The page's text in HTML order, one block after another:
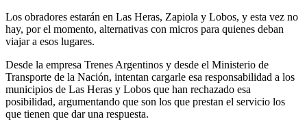
Los obradores estarán en Las Heras, Zapiola y Lobos, y esta vez no
hay, por el momento, alternativas con micros para quienes deban
viajar a esos lugares.
Desde la empresa Trenes Argentinos y desde el Ministerio de
Transporte de la Nación, intentan cargarle esa responsabilidad a los
municipios de Las Heras y Lobos que han rechazado esa
posibilidad, argumentando que son los que prestan el servicio los
que tienen que dar una respuesta.